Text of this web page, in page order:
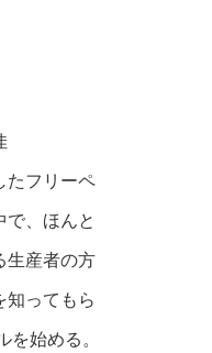
たフリーペ
、ほんと
生産者の方
知ってもら
始める。